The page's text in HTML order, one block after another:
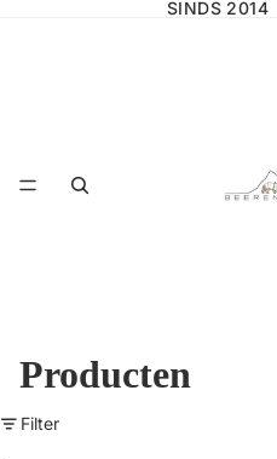
SINDS 2014
Producten
Filter